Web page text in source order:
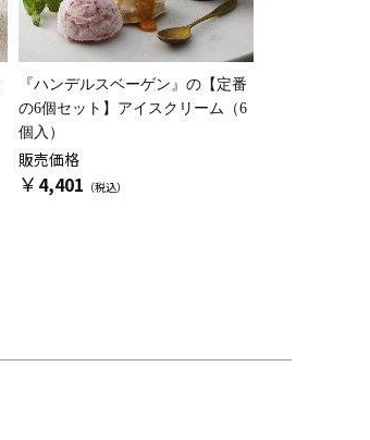
『ハンデルスベーゲン』の【定番
の6個セット】アイスクリーム（6
個入）
販売価格
￥ 4,401